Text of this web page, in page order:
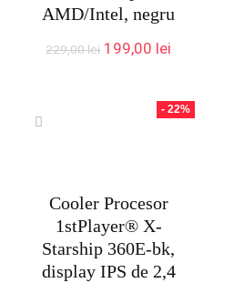
AMD/Intel, negru
229,00lei Prețul
229,00 lei.
199,00 lei
199,00 lei.
- 22%
Cooler Procesor
1stPlayer® X-
Starship 360E-bk,
display IPS de 2,4